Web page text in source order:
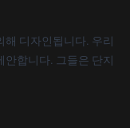
디자인됩니다. 우리
합니다. 그들은 단지